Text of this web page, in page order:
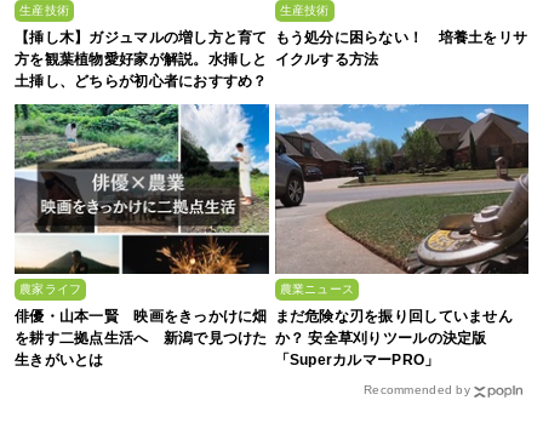
生産技術
【挿し木】ガジュマルの増し方と育て
方を観葉植物愛好家が解説。水挿しと
土挿し、どちらが初心者におすすめ？
生産技術
もう処分に困らない！ 培養土をリサ
イクルする方法
農家ライフ
俳優・山本一賢 映画をきっかけに畑
を耕す二拠点生活へ 新潟で見つけた
生きがいとは
農業ニュース
まだ危険な刃を振り回していません
か？ 安全草刈りツールの決定版
「SuperカルマーPRO」
Recommended by